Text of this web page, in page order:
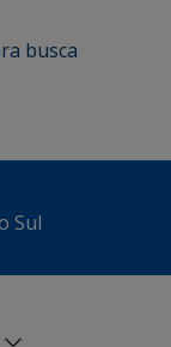
busca
Sul